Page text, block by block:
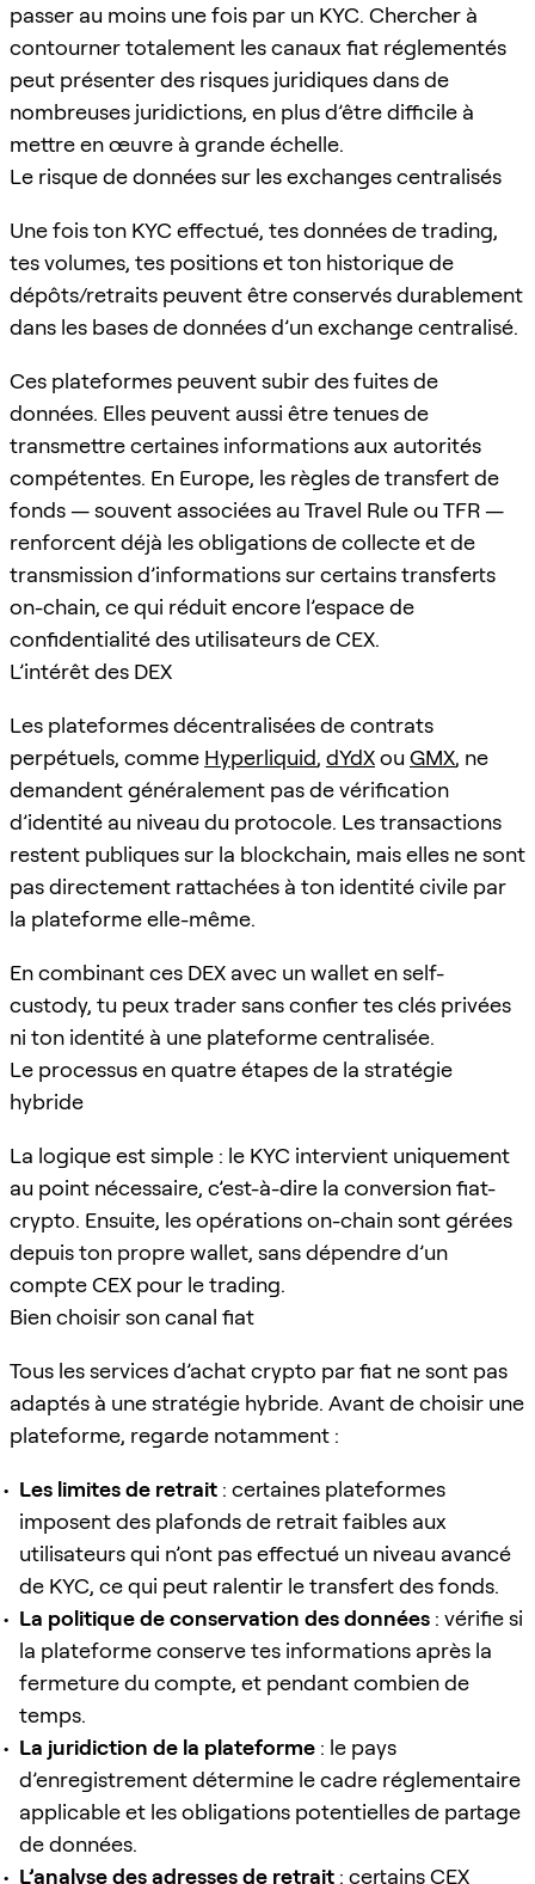
passer au moins une fois par un KYC. Chercher à
contourner totalement les canaux fiat réglementés
peut présenter des risques juridiques dans de
nombreuses juridictions, en plus d’être difficile à
mettre en œuvre à grande échelle.
Le risque de données sur les exchanges centralisés
Une fois ton KYC effectué, tes données de trading,
tes volumes, tes positions et ton historique de
dépôts/retraits peuvent être conservés durablement
dans les bases de données d’un exchange centralisé.
Ces plateformes peuvent subir des fuites de
données. Elles peuvent aussi être tenues de
transmettre certaines informations aux autorités
compétentes. En Europe, les règles de transfert de
fonds — souvent associées au Travel Rule ou TFR —
renforcent déjà les obligations de collecte et de
transmission d’informations sur certains transferts
on-chain, ce qui réduit encore l’espace de
confidentialité des utilisateurs de CEX.
L’intérêt des DEX
Les plateformes décentralisées de contrats
perpétuels, comme Hyperliquid, dYdXou GMX, ne
demandent généralement pas de vérification
d’identité au niveau du protocole. Les transactions
restent publiques sur la blockchain, mais elles ne sont
pas directement rattachées à ton identité civile par
la plateforme elle-même.
En combinant ces DEX avec un wallet en self-
custody, tu peux trader sans confier tes clés privées
ni ton identité à une plateforme centralisée.
Le processus en quatre étapes de la stratégie
hybride
La logique est simple : le KYC intervient uniquement
au point nécessaire, c’est-à-dire la conversion fiat-
crypto. Ensuite, les opérations on-chain sont gérées
depuis ton propre wallet, sans dépendre d’un
compte CEX pour le trading.
Bien choisir son canal fiat
Tous les services d’achat crypto par fiat ne sont pas
adaptés à une stratégie hybride. Avant de choisir une
plateforme, regarde notamment :
Les limites de retrait : certaines plateformes
imposent des plafonds de retrait faibles aux
utilisateurs qui n’ont pas effectué un niveau avancé
de KYC, ce qui peut ralentir le transfert des fonds.
La politique de conservation des données : vérifie si
la plateforme conserve tes informations après la
fermeture du compte, et pendant combien de
temps.
La juridiction de la plateforme : le pays
d’enregistrement détermine le cadre réglementaire
applicable et les obligations potentielles de partage
de données.
L’analyse des adresses de retrait : certains CEX